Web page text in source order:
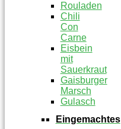
Rouladen
Chili
Con
Carne
Eisbein
mit
Sauerkraut
Gaisburger
Marsch
Gulasch
Eingemachtes